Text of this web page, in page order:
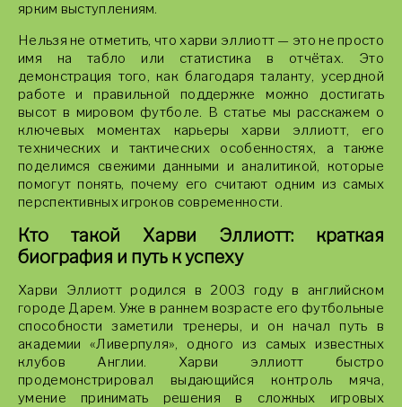
ярким выступлениям.
Нельзя не отметить, что харви эллиотт — это не просто
имя на табло или статистика в отчётах. Это
демонстрация того, как благодаря таланту, усердной
работе и правильной поддержке можно достигать
высот в мировом футболе. В статье мы расскажем о
ключевых моментах карьеры харви эллиотт, его
технических и тактических особенностях, а также
поделимся свежими данными и аналитикой, которые
помогут понять, почему его считают одним из самых
перспективных игроков современности.
Кто такой Харви Эллиотт: краткая
биография и путь к успеху
Харви Эллиотт родился в 2003 году в английском
городе Дарем. Уже в раннем возрасте его футбольные
способности заметили тренеры, и он начал путь в
академии «Ливерпуля», одного из самых известных
клубов Англии. Харви эллиотт быстро
продемонстрировал выдающийся контроль мяча,
умение принимать решения в сложных игровых